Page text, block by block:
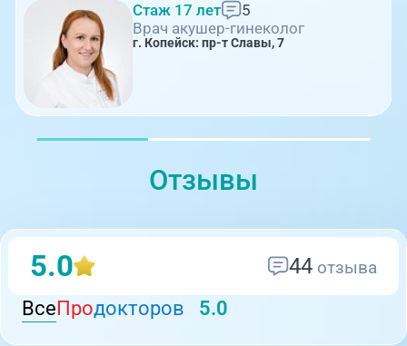
Стаж 17 лет
5
Врач акушер-гинеколог
г. Копейск: пр-т Славы, 7
Отзывы
5.0 44отзыва
Все Продокторов 5.0